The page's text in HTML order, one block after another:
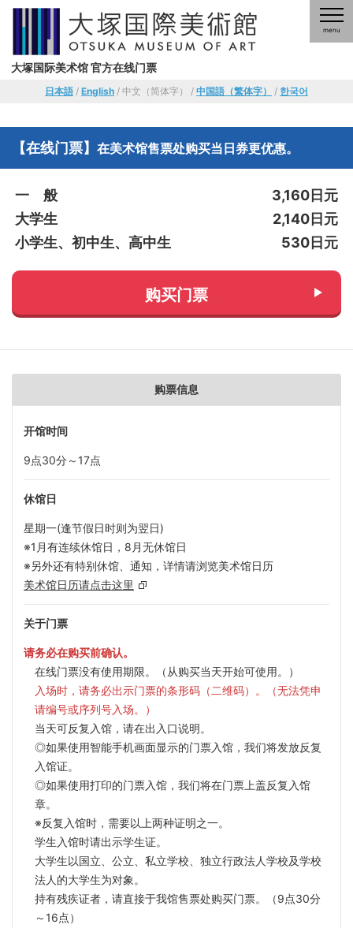
大塚国际美术馆 官方在线门票
日本語 / English / 中文（简体字） / 中国語（繁体字） / 한국어
【在线门票】 在美术馆售票处购买当日券更优惠。
一 般
3,160日元
大学生
2,140日元
小学生、初中生、高中生
530日元
购买门票
购票信息
开馆时间
9点30分～17点
休馆日
星期一(逢节假日时则为翌日)
※1月有连续休馆日，8月无休馆日
※另外还有特别休馆、通知，详情请浏览美术馆日历
美术馆日历请点击这里
关于门票
请务必在购买前确认。
在线门票没有使用期限。（从购买当天开始可使用。）
入场时，请务必出示门票的条形码（二维码）。（无法凭申
请编号或序列号入场。）
当天可反复入馆，请在出入口说明。
◎如果使用智能手机画面显示的门票入馆，我们将发放反复
入馆证。
◎如果使用打印的门票入馆，我们将在门票上盖反复入馆
章。
※反复入馆时，需要以上两种证明之一。
学生入馆时请出示学生证。
大学生以国立、公立、私立学校、独立行政法人学校及学校
法人的大学生为对象。
持有残疾证者，请直接于我馆售票处购买门票。（9点30分
～16点）